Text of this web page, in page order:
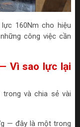
160Nm cho hiệu
công việc cần
Vì sao lực lại
trong và chia sẻ vài
— đây là một trong